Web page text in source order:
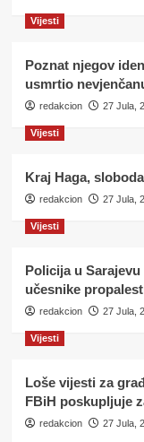
Vijesti
Poznat njegov
usmrtio
redakcion 27 Jula,
Vijesti
Kraj Haga,
redakcion 27 Jula,
Vijesti
Policija u
učesnike
redakcion 27 Jula,
Vijesti
Loše vijesti za
FBiH poskupljuje
redakcion 27 Jula,